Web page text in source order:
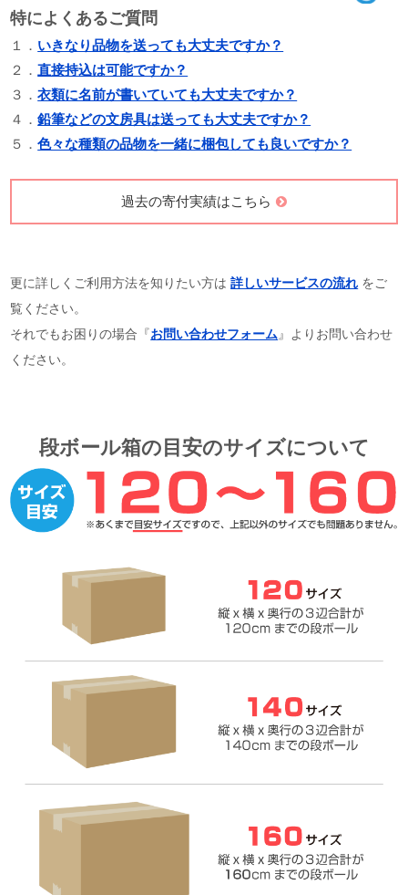
特によくあるご質問
１． いきなり品物を送っても大丈夫ですか？
２．直接持込は可能ですか？
３．衣類に名前が書いていても大丈夫ですか？
４．鉛筆などの文房具は送っても大丈夫ですか？
５．色々な種類の品物を一緒に梱包しても良いですか？
過去の寄付実績はこちら
更に詳しくご利用方法を知りたい方は詳しいサービスの流れ をご
覧ください。
それでもお困りの場合『お問い合わせフォーム』よりお問い合わせ
ください。
段ボール箱の目安のサイズについて